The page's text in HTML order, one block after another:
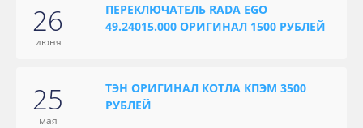
26
июня
ПЕРЕКЛЮЧАТЕЛЬ RADA EGO
49.24015.000 ОРИГИНАЛ 1500 РУБЛЕЙ
25
мая
ТЭН ОРИГИНАЛ КОТЛА КПЭМ 3500
РУБЛЕЙ